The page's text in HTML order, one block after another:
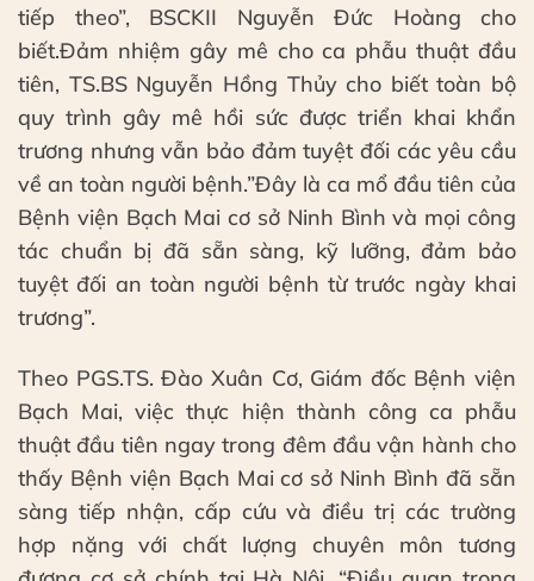
tiếp theo”, BSCKII Nguyễn Đức Hoàng cho
biết.Đảm nhiệm gây mê cho ca phẫu thuật đầu
tiên, TS.BS Nguyễn Hồng Thủy cho biết toàn bộ
quy trình gây mê hồi sức được triển khai khẩn
trương nhưng vẫn bảo đảm tuyệt đối các yêu cầu
về an toàn người bệnh.”Đây là ca mổ đầu tiên của
Bệnh viện Bạch Mai cơ sở Ninh Bình và mọi công
tác chuẩn bị đã sẵn sàng, kỹ lưỡng, đảm bảo
tuyệt đối an toàn người bệnh từ trước ngày khai
trương”.
Theo PGS.TS. Đào Xuân Cơ, Giám đốc Bệnh viện
Bạch Mai, việc thực hiện thành công ca phẫu
thuật đầu tiên ngay trong đêm đầu vận hành cho
thấy Bệnh viện Bạch Mai cơ sở Ninh Bình đã sẵn
sàng tiếp nhận, cấp cứu và điều trị các trường
hợp nặng với chất lượng chuyên môn tương